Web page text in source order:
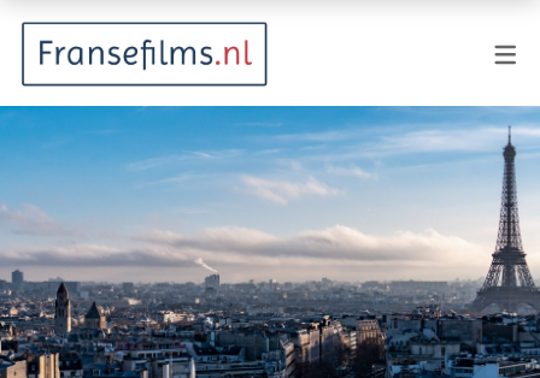
Animatie
Documentaire
Drama
Fantasy